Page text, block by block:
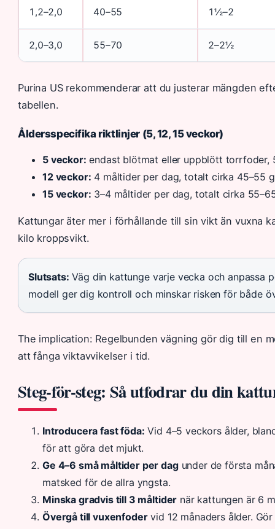
1,2–2,0 40–55 1½–2
2,0–3,0 55–70 2–2½
Purina US rekommenderar att du justerar mängden
tabellen.
Åldersspecifika riktlinjer (5, 12, 15 veckor)
5 veckor: endast blötmat eller uppblött torrfoder,
12 veckor: 4 måltider per dag, totalt cirka 45–55
15 veckor: 3–4 måltider per dag, totalt cirka
Kattungar äter mer i förhållande till sin vikt än vuxna
kilo kroppsvikt.
Slutsats: Väg din kattunge varje vecka och anpassa
modell ger dig kontroll och minskar risken för både
The implication: Regelbunden vägning gör dig till en
att fånga viktavvikelser i tid.
Steg-för-steg: Så utfodrar du din
Introducera fast föda: Vid 4–5 veckors ålder,
för att göra det mjukt.
Ge 4–6 små måltider per dagunder de första
matsked för de allra yngsta.
Minska gradvis till 3 måltider när kattungen är 6
Övergå till vuxenfodervid 12 månaders ålder.